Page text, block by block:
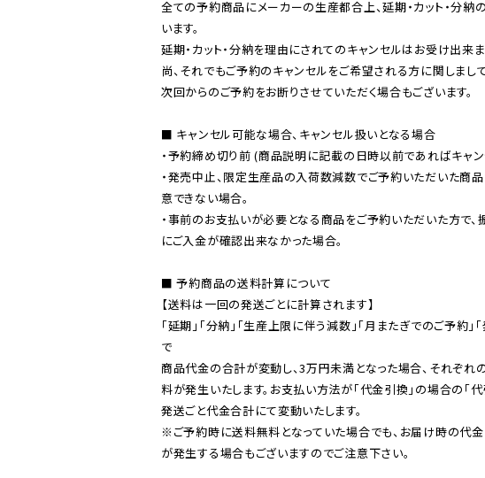
全ての予約商品にメーカーの生産都合上、延期・カット・分納
います。
延期・カット・分納を理由にされてのキャンセルはお受け出来ま
尚、それでもご予約のキャンセルをご希望される方に関しまし
次回からのご予約をお断りさせていただく場合もございます。
■ キャンセル可能な場合、キャンセル扱いとなる場合
・予約締め切り前 (商品説明に記載の日時以前であればキャ
・発売中止、限定生産品の入荷数減数でご予約いただいた商
意できない場合。
・事前のお支払いが必要となる商品をご予約いただいた方で、
にご入金が確認出来なかった場合。
■ 予約商品の送料計算について
【送料は一回の発送ごとに計算されます】
「延期」「分納」「生産上限に伴う減数」「月またぎでのご予約」
で
商品代金の合計が変動し、3万円未満となった場合、それぞれ
料が発生いたします。お支払い方法が「代金引換」の場合の「
※ご予約時に送料無料となっていた場合でも、お届け時の代
が発生する場合もございますのでご注意下さい。